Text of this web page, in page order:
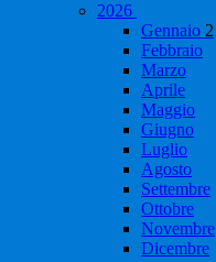
2026
Gennaio 2
Febbraio
Marzo
Aprile
Maggio
Giugno
Luglio
Agosto
Settembre
Ottobre
Novembre
Dicembre